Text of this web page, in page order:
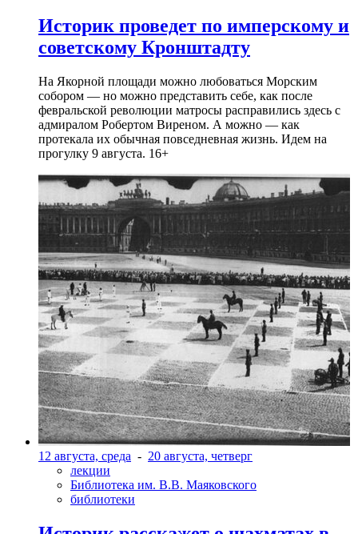
Историк проведет по имперскому и
советскому Кронштадту
На Якорной площади можно любоваться Морским
собором — но можно представить себе, как после
февральской революции матросы расправились здесь с
адмиралом Робертом Виреном. А можно — как
протекала их обычная повседневная жизнь. Идем на
прогулку 9 августа. 16+
12 августа, среда - 20 августа, четверг
лекции
Библиотека им. В.В. Маяковского
библиотеки